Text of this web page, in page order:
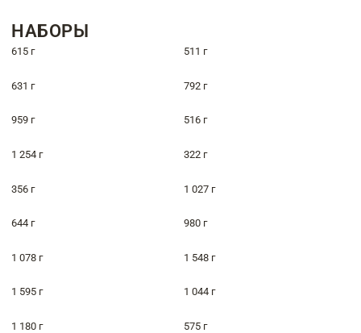
НАБОРЫ
615 г 511 г
631 г 792 г
959 г 516 г
1 254 г 322 г
356 г 1 027 г
644 г 980 г
1 078 г 1 548 г
1 595 г 1 044 г
1 180 г 575 г